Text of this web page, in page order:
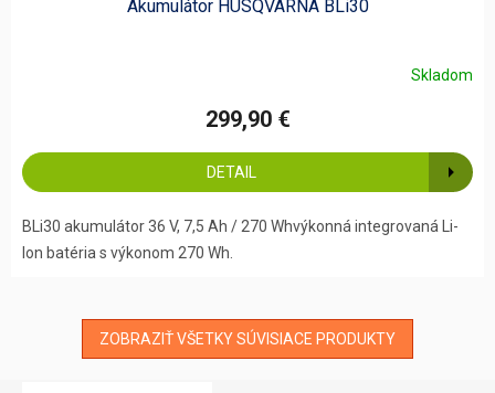
Akumulátor HUSQVARNA BLi30
Skladom
299,90 €
DETAIL
BLi30 akumulátor 36 V, 7,5 Ah / 270 Whvýkonná integrovaná Li-
Ion batéria s výkonom 270 Wh.
ZOBRAZIŤ VŠETKY SÚVISIACE PRODUKTY